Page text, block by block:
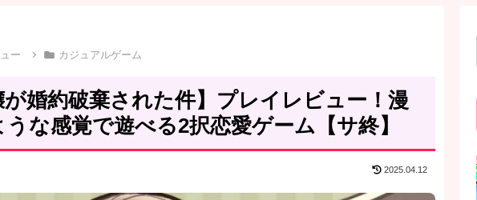
ー カジュアルゲーム
が婚約破棄された件】プレイレビュー！漫
な感覚で遊べる2択恋愛ゲーム【サ終】
2025.04.12